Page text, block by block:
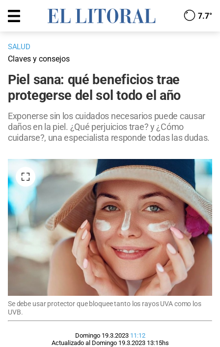
7.7°
SALUD
Claves y consejos
Piel sana: qué beneficios trae
protegerse del sol todo el año
Exponerse sin los cuidados necesarios puede causar
daños en la piel. ¿Qué perjuicios trae? y ¿Cómo
cuidarse?, una especialista responde todas las dudas.
Se debe usar protector que bloquee tanto los rayos UVA como los
UVB.
Domingo 19.3.2023 11:12
Actualizado al Domingo 19.3.2023 13:15hs